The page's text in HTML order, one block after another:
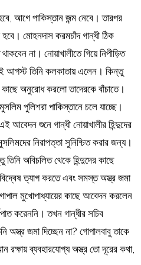
আগে পাকিস্তান জন্ম নেবে। তারপর
মোহনদাস করমচাঁদ গান্ধী ঠিক
না। নোয়াখালীতে গিয়ে নিপীড়িত
আগস্ট তিনি কলকাতায় এলেন। কিন্তু
কাছে অনুরোধ করলো তাদেরকে বাঁচাতে।
পুলিশরা পাকিস্তানে চলে যাচ্ছে।
আবেদন শুনে গান্ধী নোয়াখালীর হিন্দুদের
নিরাপত্তা সুনিশ্চিত করার জন্য।
অবিচলিত থেকে হিন্দুদের কাছে
ত্যাগ করতে এবং সমস্ত অস্ত্র জমা
মুখোপাধ্যায়ের কাছে আবেদন করলেন
করেননি। তখন গান্ধীর সচিব
অস্ত্র জমা দিচ্ছেন না? গোপালবাবু তাকে
রক্ষায় ব্যবহারযোগ্য অস্ত্র তো দূরের কথা,